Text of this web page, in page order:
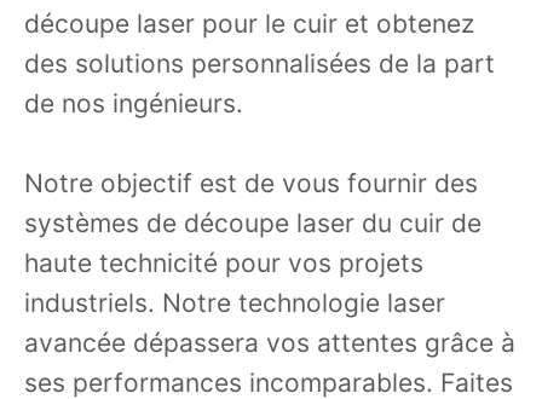
découpe laser pour le cuir et obtenez
des solutions personnalisées de la part
de nos ingénieurs.
Notre objectif est de vous fournir des
systèmes de découpe laser du cuir de
haute technicité pour vos projets
industriels. Notre technologie laser
avancée dépassera vos attentes grâce à
ses performances incomparables. Faites